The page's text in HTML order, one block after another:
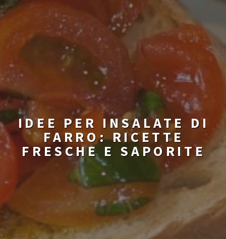
IDEE PER INSALATE DI
FARRO: RICETTE
FRESCHE E SAPORITE